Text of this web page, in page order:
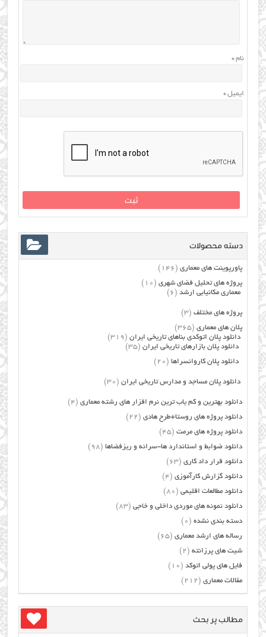
نام*
ایمیل*
دسته محصولات
پاورپوینت های معماری (146)
پروژه های تحلیل فضای شهری (10)
معماری مکانیابی ارشد (6)
پروژه های مختلف (3)
پلان های معماری (365)
دانلود پلان اتوکدی بناهای تاریخی ایران (319)
دانلود پلان بازارهای تاریخی ایران (35)
دانلود پلان کاروانسراها (20)
دانلود پلان مساجد و مدارس تاریخی ایران (30)
دانلود بهترین و کم یاب ترین نرم افزار های رشته معماری (4)
دانلود پروژه های روستا+طرح هادی (22)
دانلود پروژه های مرمت (45)
دانلود ضوابط و استاندارد ها-سرانه و ریزفضاها (98)
دانلود قرار داد کاری (63)
دانلود گزارش کارآموزی (4)
دانلود مطالعات اقلیمی (80)
دانلود نمونه های موردی داخلی و خاجی (83)
دسته بندی نشده (0)
رساله های ارشد معماری (65)
شیت های پرزانته (2)
فایل های پولی اتوکد (10)
مقالات معماری (212)
مطالب پر بحث